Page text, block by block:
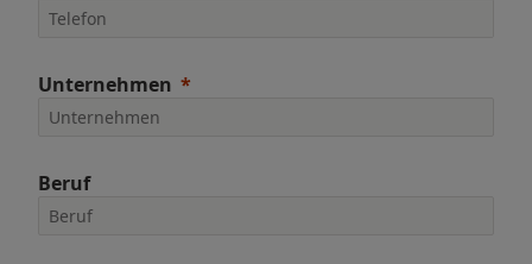
Unternehmen
Beruf